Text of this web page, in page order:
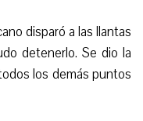
disparó a las llantas
detenerlo. Se dio la
los demás puntos